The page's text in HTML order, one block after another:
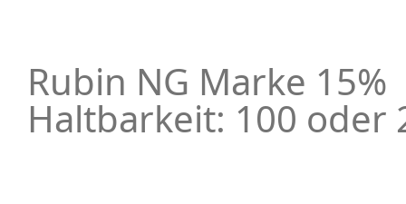
Rubin NG Marke 15%
Haltbarkeit: 100 oder